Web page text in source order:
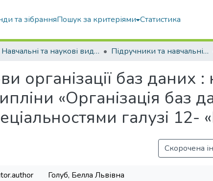
та зібранняПошук за критеріями Статистика
Навчальні та наукові видання Підручники та навчальні посібники
організації баз даних
«Організація баз
галузі 12-
Скорочена
Голуб, Белла Львівна